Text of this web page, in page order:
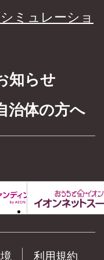
ミュレーショ
知らせ
治体の方へ
利用規約